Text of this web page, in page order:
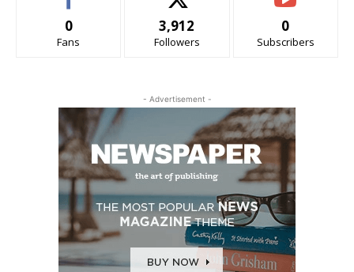
0
Fans
3,912
Followers
0
Subscribers
- Advertisement -